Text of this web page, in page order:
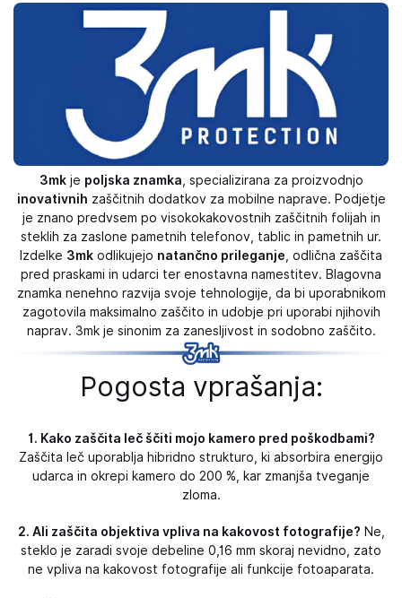
3mkje poljska znamka , specializirana za proizvodnjo
inovativnih zaščitnih dodatkov za mobilne naprave. Podjetje
je znano predvsem po visokokakovostnih zaščitnih folijah in
steklih za zaslone pametnih telefonov, tablic in pametnih ur.
Izdelke 3mk odlikujejo natančno prileganje , odlična zaščita
pred praskami in udarci ter enostavna namestitev. Blagovna
znamka nenehno razvija svoje tehnologije, da bi uporabnikom
zagotovila maksimalno zaščito in udobje pri uporabi njihovih
naprav. 3mk je sinonim za zanesljivost in sodobno zaščito.
Pogosta vprašanja:
1. Kako zaščita leč ščiti mojo kamero pred poškodbami?
Zaščita leč uporablja hibridno strukturo, ki absorbira energijo
udarca in okrepi kamero do 200 %, kar zmanjša tveganje
zloma.
2. Ali zaščita objektiva vpliva na kakovost fotografije? Ne,
steklo je zaradi svoje debeline 0,16 mm skoraj nevidno, zato
ne vpliva na kakovost fotografije ali funkcije fotoaparata.